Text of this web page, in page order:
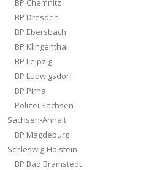
BP Dresden
BP Ebersbach
BP Klingenthal
BP Leipzig
BP Ludwigsdorf
BP Pirna
Polizei Sachsen
Sachsen-Anhalt
BP Magdeburg
Schleswig-Holstein
BP Bad Bramstedt